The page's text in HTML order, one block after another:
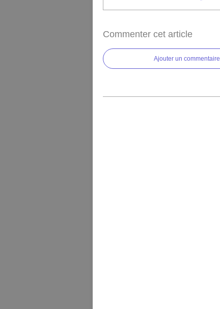
Commenter cet article
Ajouter un commentaire